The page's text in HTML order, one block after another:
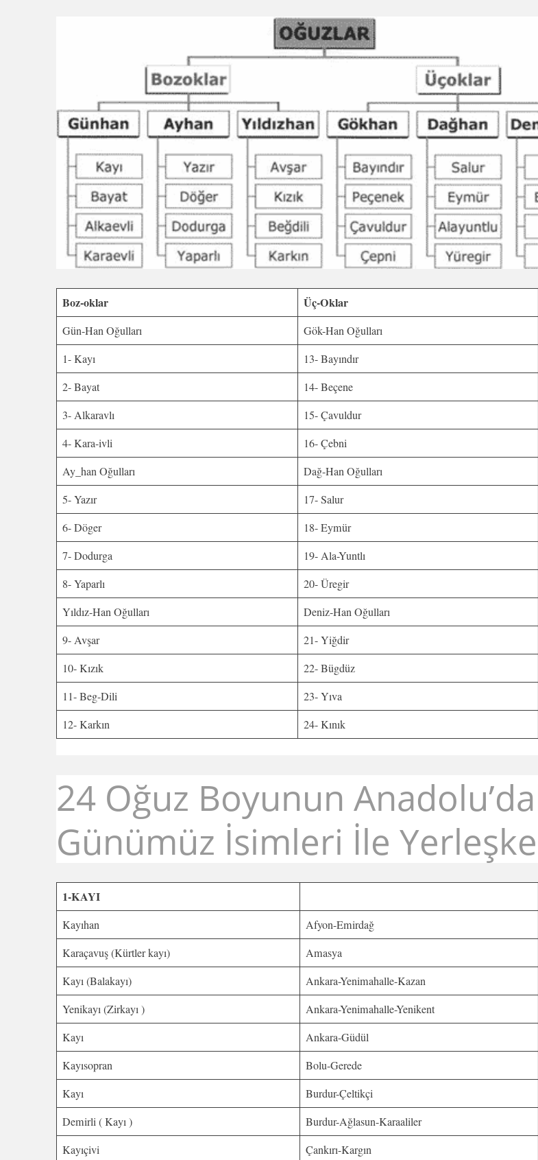
Boz-oklar Üç-Oklar
Gün-Han Oğulları
Gök-Han Oğulları
1- Kayı
13- Bayındır
2- Bayat
14- Beçene
3- Alkaravlı
15- Çavuldur
4- Kara-ivli
16- Çebni
Ay_han Oğulları
Dağ-Han Oğulları
5- Yazır
17- Salur
6- Döger
18- Eymür
7- Dodurga
19- Ala-Yuntlı
8- Yaparlı
20- Üregir
Yıldız-Han Oğulları
Deniz-Han Oğulları
9- Avşar
21- Yiğdir
10- Kızık
22- Bügdüz
11- Beg-Dili
23- Yıva
12- Karkın
24- Kınık
24 Oğuz Boyunun
Günümüz İsimleri İle
1-KAYI
Kayıhan
Afyon-Emirdağ
Karaçavuş (Kürtler kayı)
Amasya
Kayı (Balakayı)
Ankara-Yenimahalle-Kazan
Yenikayı (Zirkayı )
Ankara-Yenimahalle-Yenikent
Kayı
Ankara-Güdül
Kayısopran
Bolu-Gerede
Kayı
Burdur-Çeltikçi
Demirli ( Kayı )
Burdur-Ağlasun-Karaaliler
Kayıçivi
Çankırı-Kargın